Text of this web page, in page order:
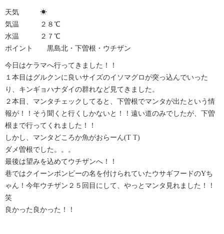
天気 ☀︎
気温 ２８℃
水温 ２７℃
ポイント 黒島北・下曽根・ウチザン
今日はケラマへ行ってきました！！
１本目はグルクンに良いサイズのイソマグロが突っ込んでいった
り、キンギョハナダイの群れなど見てきました。
２本目、マンタチェックしてると、下曽根でマンタが出たという情
報が！！そう聞くと行くしかないと！！遠い道のみでしたが、下曽
根まで行ってくれました！！
しかし、マンタどころか魚がおらーん(T T)
ダメ曽根でした。。。
最後は望みを込めてウチザンへ！！
巷ではクイーンボンビーの名を付けられていたウサギフードのYち
ゃん！今年ウチザン２５回目にして、やっとマンタ見れました！！
笑
良かった良かった！！